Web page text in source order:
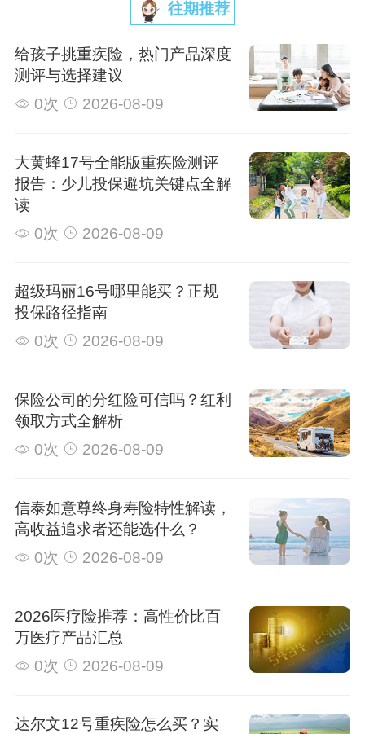
往期推荐
给孩子挑重疾险，热门产品深度
测评与选择建议
0次
2026-08-09
大黄蜂17号全能版重疾险测评
报告：少儿投保避坑关键点全解
读
0次
2026-08-09
超级玛丽16号哪里能买？正规
投保路径指南
0次
2026-08-09
保险公司的分红险可信吗？红利
领取方式全解析
0次
2026-08-09
信泰如意尊终身寿险特性解读，
高收益追求者还能选什么？
0次
2026-08-09
2026医疗险推荐：高性价比百
万医疗产品汇总
0次
2026-08-09
达尔文12号重疾险怎么买？实